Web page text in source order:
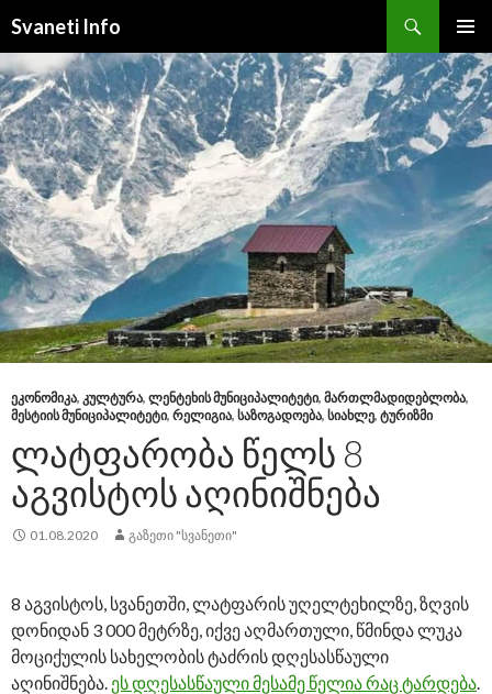
Svaneti Info
MENU
TO
CONTENT
ᲔᲙᲝᲜᲝᲛᲘᲙᲐ, ᲙᲣᲚᲢᲣᲠᲐ, ᲚᲔᲜᲢᲔᲮᲘᲡ ᲛᲣᲜᲘᲪᲘᲞᲐᲚᲘᲢᲔᲢᲘ, ᲛᲐᲠᲗᲚᲛᲐᲓᲘᲓᲔᲑᲚᲝᲑᲐ,
ᲛᲔᲡᲢᲘᲘᲡ ᲛᲣᲜᲘᲪᲘᲞᲐᲚᲘᲢᲔᲢᲘ, ᲠᲔᲚᲘᲒᲘᲐ, ᲡᲐᲖᲝᲒᲐᲓᲝᲔᲑᲐ, ᲡᲘᲐᲮᲚᲔ, ᲢᲣᲠᲘᲖᲛᲘ
ᲚᲐᲢᲤᲐᲠᲝᲑᲐ ᲬᲔᲚᲡ 8
ᲐᲒᲕᲘᲡᲢᲝᲡ ᲐᲦᲘᲜᲘᲨᲜᲔᲑᲐ
01.08.2020 ᲒᲐᲖᲔᲗᲘ "ᲡᲕᲐᲜᲔᲗᲘ"
8 აგვისტოს, სვანეთში, ლატფარის უღელტეხილზე, ზღვის
დონიდან 3 000 მეტრზე, იქვე აღმართული, წმინდა ლუკა
მოციქულის სახელობის ტაძრის დღესასწაული
აღინიშნება. ეს დღესასწაული მესამე წელია რაც ტარდება.